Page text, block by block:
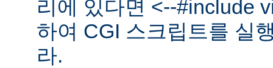
리에 있다면 <--#include
하여 CGI 스크립트를 실
라.